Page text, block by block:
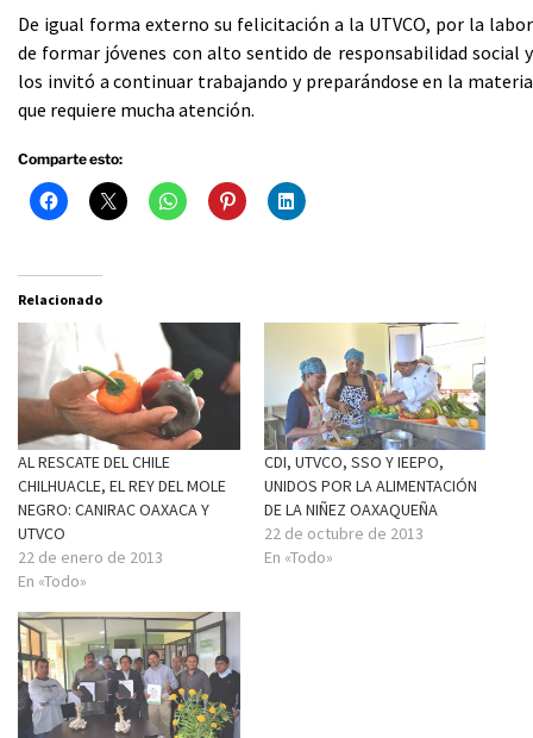
De igual forma externo su felicitación a la UTVCO, por la labor
de formar jóvenes con alto sentido de responsabilidad social y
los invitó a continuar trabajando y preparándose en la materia
que requiere mucha atención.
Comparte esto:
Relacionado
AL RESCATE DEL CHILE
CHILHUACLE, EL REY DEL MOLE
NEGRO: CANIRAC OAXACA Y
UTVCO
22 de enero de 2013
En «Todo»
CDI, UTVCO, SSO Y IEEPO,
UNIDOS POR LA ALIMENTACIÓN
DE LA NIÑEZ OAXAQUEÑA
22 de octubre de 2013
En «Todo»